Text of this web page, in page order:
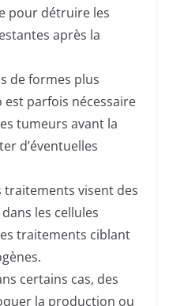
pour détruire les
après la
de formes plus
est parfois nécessaire
tumeurs avant la
d’éventuelles
traitements visent des
les cellules
traitements ciblant
certains cas, des
la production ou